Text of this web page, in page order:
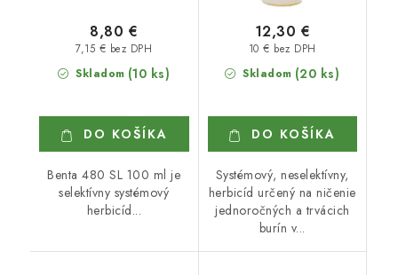
Skladom (10 ks)
7,15 € bez DPH
8,80 €
DO KOŠÍKA
Benta 480 SL 100 ml je
selektívny systémový
herbicíd...
Skladom (20 ks)
10 € bez DPH
12,30 €
DO KOŠÍKA
Systémový, neselektívny,
herbicíd určený na ničenie
jednoročných a trvácich
burín v...